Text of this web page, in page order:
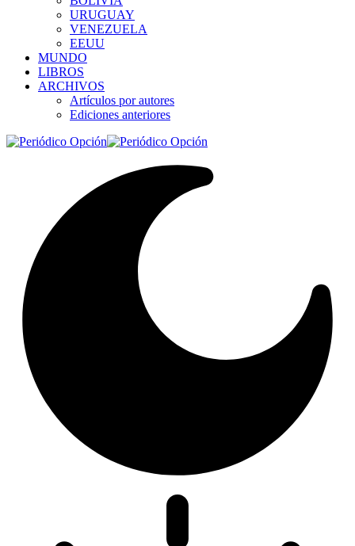
URUGUAY
VENEZUELA
EEUU
MUNDO
LIBROS
ARCHIVOS
Artículos por autores
Ediciones anteriores